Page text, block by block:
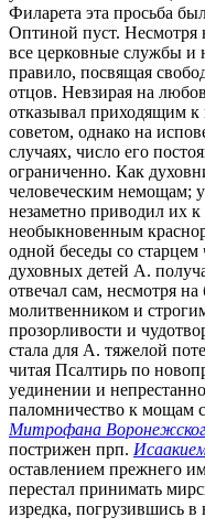
Филарета эта просьба
Оптиной пуст. Несмотря
все церковные службы и
правило, посвящая
отцов. Невзирая на
отказывал приходящим
советом, однако на
случаях, число его
ограниченно. Как
человеческим немощам;
незаметно приводил их
необыкновенным
одной беседы со
духовных детей А.
отвечал сам, несмотря
молитвенником и
прозорливости и
стала для А. тяжелой
читая Псалтирь по
уединении и
паломничество к мощам
Митрофана
пострижен прп.
оставлением прежнего
перестал принимать
изредка, погрузившись